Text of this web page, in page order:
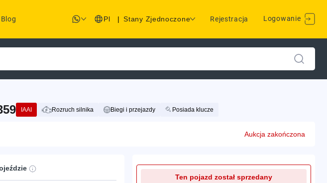
Blog Pl | Stany Zjednoczone Rejestracja Logowanie
IAAI Rozruch silnika Biegi i przejazdy Posiada klucze
Aukcja zakończona
Ten pojazd został sprzedany